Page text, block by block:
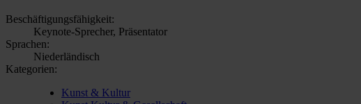
Beschäftigungsfähigkeit:
Keynote-Sprecher, Präsentator
Sprachen:
Niederländisch
Kategorien:
Kunst & Kultur